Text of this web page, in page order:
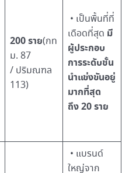
200 ราย(กท
ม. 87
/ ปริมณฑล
113)
• เป็นพื้นที่ที่
เดือดที่สุด มี
ผู้ประกอบ
การระดับชั้น
นำแข่งขันอยู่
มากที่สุด
ถึง20 ราย
• แบรนด์
ใหญ่จาก